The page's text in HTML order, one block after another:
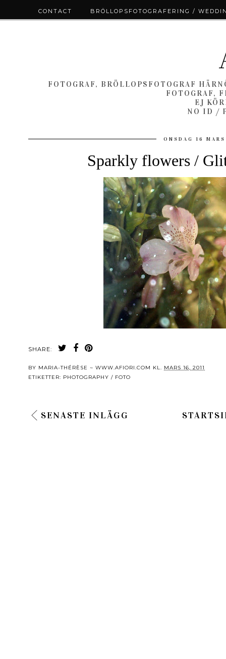
FOTOGRAF, BRÖLLOPSFOTOGRAF
FOTOGRAF,
EJ
NO ID /
ONSDAG 16
Sparkly flowers /
SHARE:
BY MARIA-THÉRÈSE ~ WWW.AFIORI.COM KL. MARS 16, 2011
ETIKETTER: PHOTOGRAPHY / FOTO
SENASTE INLÄGG
CONTACT BRÖLLOPSFOTOGRAFERING /